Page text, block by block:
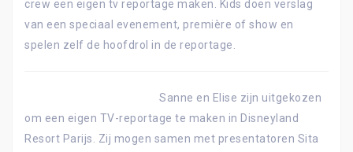
crew een eigen tv reportage maken. Kids doen verslag
van een speciaal evenement, première of show en
spelen zelf de hoofdrol in de reportage.
Sanne en Elise zijn uitgekozen
om een eigen TV-reportage te maken in Disneyland
Resort Parijs. Zij mogen samen met presentatoren Sita